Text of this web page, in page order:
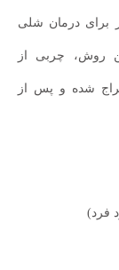
برای درمان شلی
روش، چربی از
شده و پس از
فرد)